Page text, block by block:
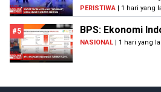
PERISTIWA | 1 hari yang
#5 BPS: Ekonomi
NASIONAL | 1 hari yang